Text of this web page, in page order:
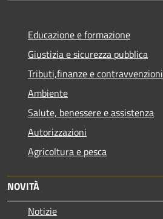
Educazione e formazione
Giustizia e sicurezza pubblica
Tributi,finanze e contravvenzioni
Ambiente
Salute, benessere e assistenza
Autorizzazioni
Agricoltura e pesca
NOVITÀ
Notizie